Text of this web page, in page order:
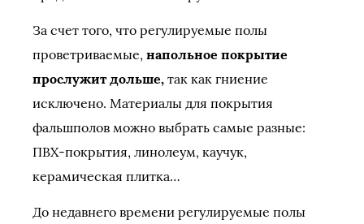
За счет того, что регулируемые полы
проветриваемые, напольное покрытие
прослужит дольше, так как гниение
исключено. Материалы для покрытия
фальшполов можно выбрать самые разные:
ПВХ-покрытия, линолеум, каучук,
керамическая плитка…
До недавнего времени регулируемые полы